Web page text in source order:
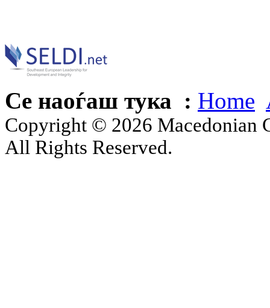
Се наоѓаш тука : Home
Copyright © 2026 Macedonian
All Rights Reserved.